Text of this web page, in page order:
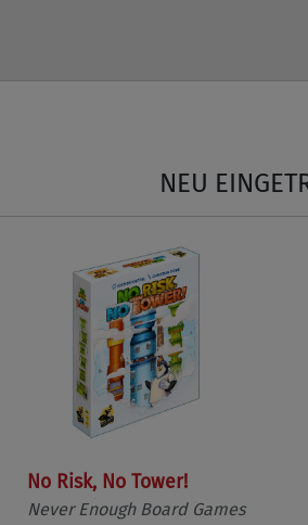
NEU
No Risk, No Tower!
Never Enough Board Games